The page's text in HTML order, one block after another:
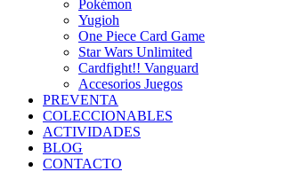
Pokémon
Yugioh
One Piece Card Game
Star Wars Unlimited
Cardfight!! Vanguard
Accesorios Juegos
PREVENTA
COLECCIONABLES
ACTIVIDADES
BLOG
CONTACTO